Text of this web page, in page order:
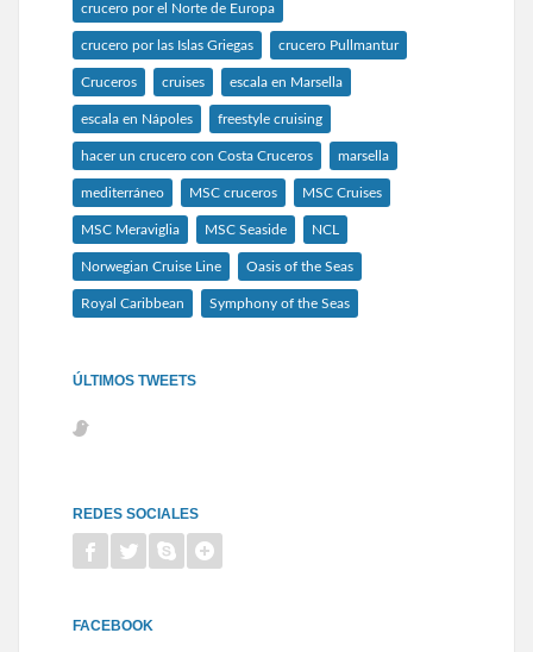
crucero por el Norte de Europa
crucero por las Islas Griegas crucero Pullmantur
Cruceros cruises escala en Marsella
escala en Nápoles freestyle cruising
hacer un crucero con Costa Cruceros marsella
mediterráneo MSC cruceros MSC Cruises
MSC Meraviglia MSC Seaside NCL
Norwegian Cruise Line Oasis of the Seas
Royal Caribbean Symphony of the Seas
ÚLTIMOS TWEETS
REDES SOCIALES
FACEBOOK